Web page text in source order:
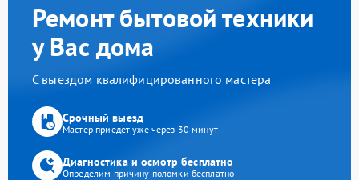
Ремонт бытовой техники
у Вас дома
С выездом квалифицированного мастера
Срочный выезд
Мастер приедет уже через 30 минут
Диагностика и осмотр бесплатно
Определим причину поломки бесплатно